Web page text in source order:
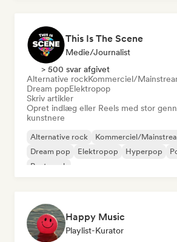
This Is The Scene
Medie/journalist
> 500 svar afgivet
Alternative rockKommerciel/
Dream popElektropop
Skriv artikler
Opret indlæg eller Reels med stor
kunstnere
Alternative rock Kommerciel/
Dream pop
Elektropop Hyperpop
Post-punk
Happy Music
Playlist-Kurator